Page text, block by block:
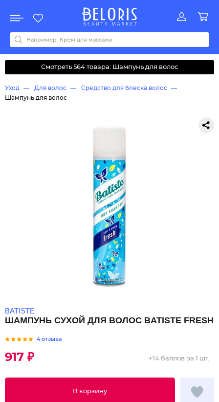
Акции
Все бренды
0-9ABCDEFGHIJKLMNOPQRSTUVWYZАБВДЗИМОКЛНПРСТУФ
Смотреть 564 товара: Шампунь для волос
Уход Для волос
Средство для блеска волос
Шампунь для волос
BATISTE
ШАМПУНЬ СУХОЙ ДЛЯ ВОЛОС BATISTE FRESH
4 отзыва
917 ₽
В корзину
+14 баллов за 1 шт.